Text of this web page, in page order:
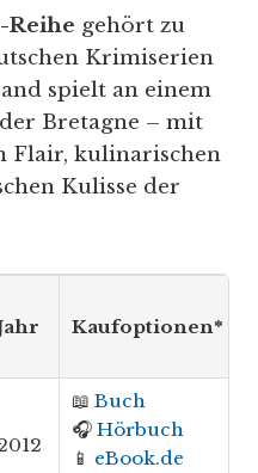
Reihe gehört zu
Krimiserien
spielt an einem
Bretagne – mit
Flair, kulinarischen
Kulisse der
Kaufoptionen*
📖 Buch
🎧 Hörbuch
📱 eBook.de